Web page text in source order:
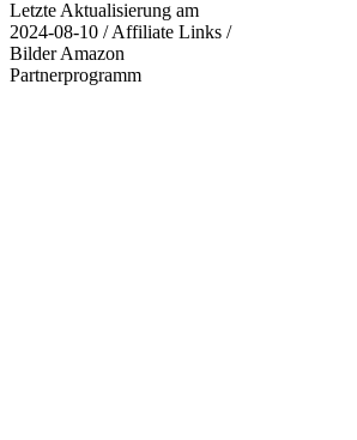
Letzte Aktualisierung am
2024-08-10 / Affiliate Links /
Bilder Amazon
Partnerprogramm